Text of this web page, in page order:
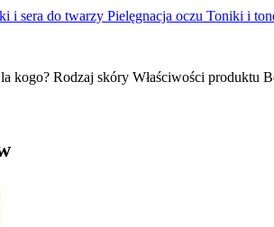
i sera do twarzy Pielęgnacja oczu Toniki i
kogo? Rodzaj skóry Właściwości produktu